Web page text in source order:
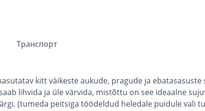
kasutatav kitt väikeste aukude, pragude ja
lihvida ja üle värvida, mistõttu on see ideaalne
(tumeda peitsiga töödeldud heledale puidule vali
Транспорт